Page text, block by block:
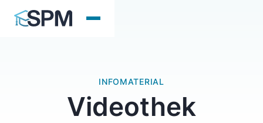
INFOMATERIAL
Videothek